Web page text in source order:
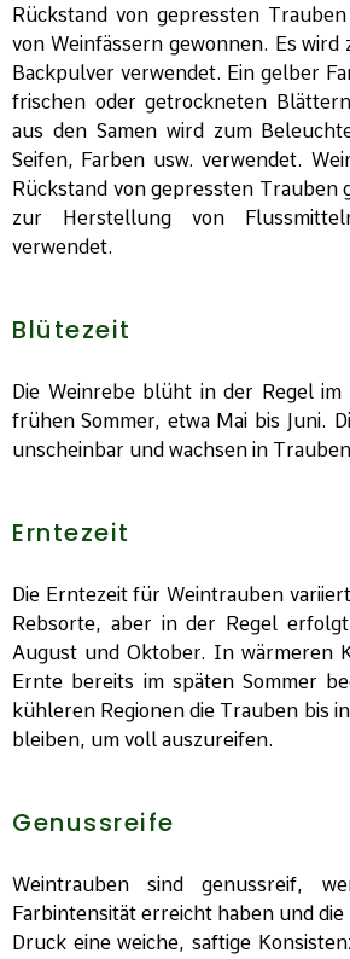
Rückstand von gepressten
von Weinfässern gewonnen. Es
Backpulver verwendet. Ein gelber
frischen oder getrockneten
aus den Samen wird zum
Seifen, Farben usw. verwendet.
Rückstand von gepressten Trauben
zur Herstellung von
verwendet.
Blütezeit
Die Weinrebe blüht in der Regel
frühen Sommer, etwa Mai bis Juni.
unscheinbar und wachsen in
Erntezeit
Die Erntezeit für Weintrauben
Rebsorte, aber in der Regel
August und Oktober. In wärmeren
Ernte bereits im späten Sommer
kühleren Regionen die Trauben bis
bleiben, um voll auszureifen.
Genussreife
Weintrauben sind genussreif,
Farbintensität erreicht haben und
Druck eine weiche, saftige